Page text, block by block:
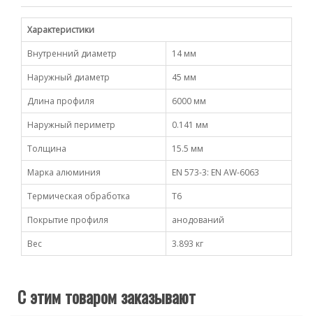
Характеристики
Внутренний диаметр
14 мм
Наружный диаметр
45 мм
Длина профиля
6000 мм
Наружный периметр
0.141 мм
Толщина
15.5 мм
Марка алюминия
EN 573-3: EN AW-6063
Термическая обработка
Т6
Покрытие профиля
анодований
Вес
3.893 кг
С этим товаром заказывают